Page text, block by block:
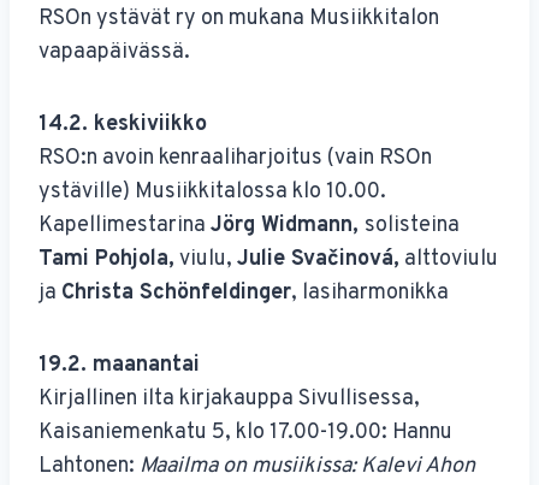
RSOn ystävät ry on mukana Musiikkitalon
vapaapäivässä.
14.2. keskiviikko
RSO:n avoin kenraaliharjoitus (vain RSOn
ystäville) Musiikkitalossa klo 10.00.
Kapellimestarina Jörg Widmann, solisteina
Tami Pohjola, viulu, Julie Svačinová, alttoviulu
ja Christa Schönfeldinger, lasiharmonikka
19.2. maanantai
Kirjallinen ilta kirjakauppa Sivullisessa,
Kaisaniemenkatu 5, klo 17.00-19.00: Hannu
Lahtonen: Maailma on musiikissa: Kalevi Ahon